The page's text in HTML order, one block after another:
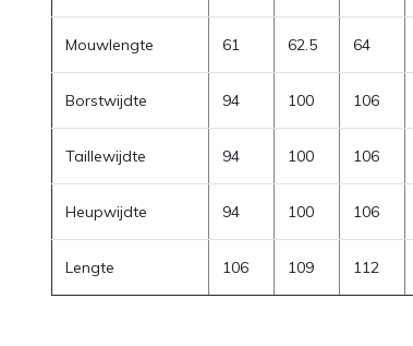
Mouwlengte 61 62.5 64
Borstwijdte 94 100 106
Taillewijdte 94 100 106
Heupwijdte 94 100 106
Lengte 106 109 112